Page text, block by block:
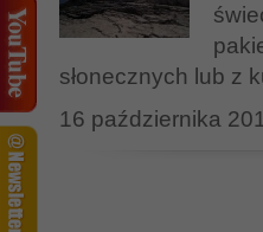
słonecznych lub z
16 października